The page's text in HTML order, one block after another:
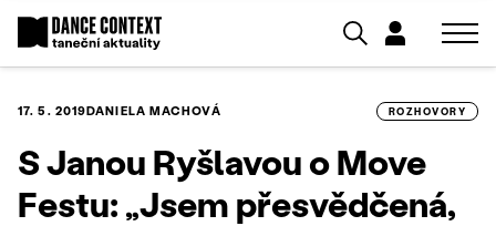
17. 5. 2019DANIELA MACHOVÁ ROZHOVORY
S Janou Ryšlavou o Move
Festu: „Jsem přesvědčená,